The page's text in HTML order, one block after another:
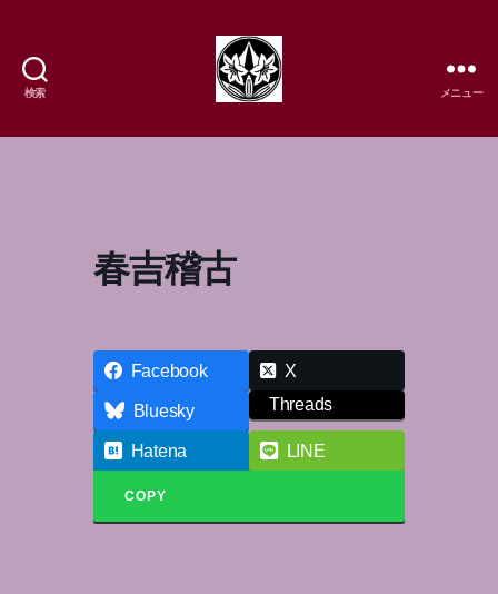
検索
流
メニュー
春吉稽古
Facebook
X
Bluesky
Threads
Hatena LINE
COPY